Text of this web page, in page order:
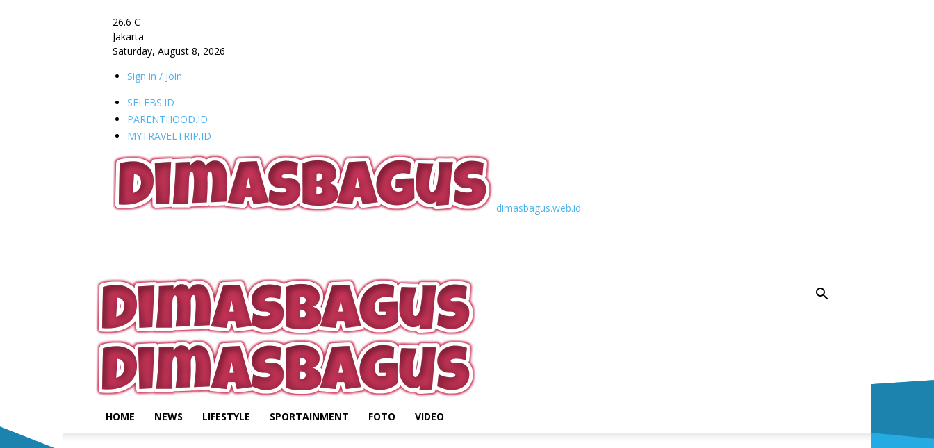
26.6 C
Jakarta
Saturday, August 8, 2026
Sign in / Join
SELEBS.ID
PARENTHOOD.ID
MYTRAVELTRIP.ID
dimasbagus.web.id
HOME NEWS LIFESTYLE SPORTAINMENT FOTO VIDEO